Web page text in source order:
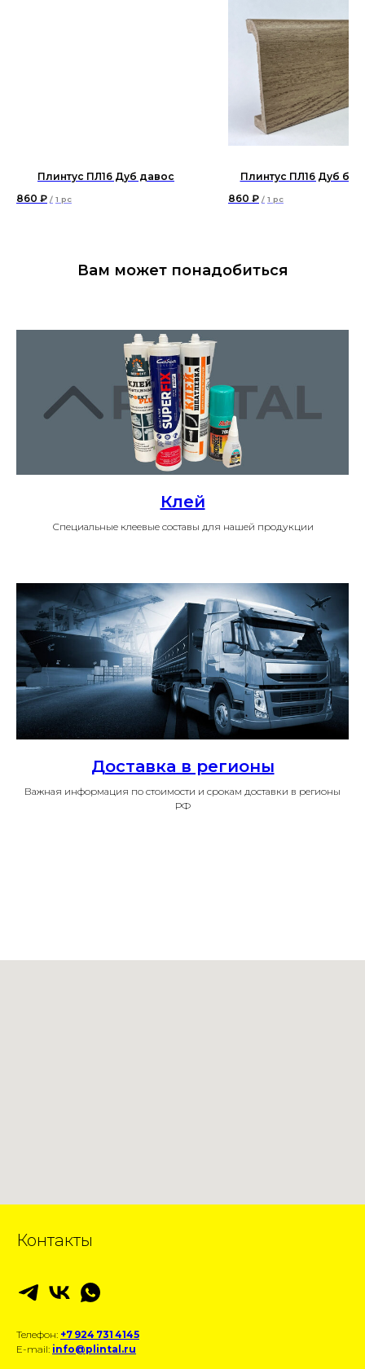
Плинтус ПЛ16 Дуб давос
860 ₽ / 1 pc
Плинтус ПЛ16 Дуб
860 ₽ / 1 pc
Вам может понадобиться
Клей
Специальные клеевые составы для нашей продукции
Доставка в регионы
Важная информация по стоимости и срокам доставки в регионы
РФ
Контакты
Телефон: +7 924 731 4145
E-mail: info@plintal.ru